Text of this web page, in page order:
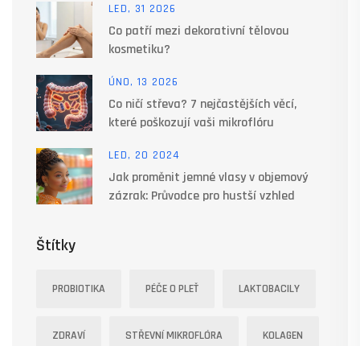
LED, 31 2026
Co patří mezi dekorativní tělovou
kosmetiku?
ÚNO, 13 2026
Co ničí střeva? 7 nejčastějších věcí,
které poškozují vaši mikroflóru
LED, 20 2024
Jak proměnit jemné vlasy v objemový
zázrak: Průvodce pro hustší vzhled
Štítky
PROBIOTIKA PÉČE O PLEŤ LAKTOBACILY
ZDRAVÍ STŘEVNÍ MIKROFLÓRA KOLAGEN